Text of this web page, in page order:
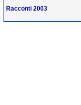
Racconti 2003